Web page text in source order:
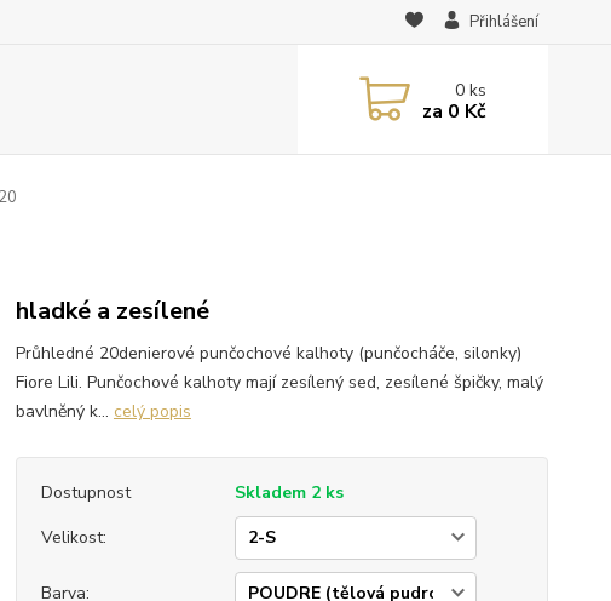
Přihlášení
0ks
za 0 Kč
hladké a zesílené
Průhledné 20denierové punčochové kalhoty (punčocháče, silonky)
Fiore Lili. Punčochové kalhoty mají zesílený sed, zesílené špičky, malý
bavlněný k... celý popis
Dostupnost
Skladem 2 ks
Velikost:
Barva: